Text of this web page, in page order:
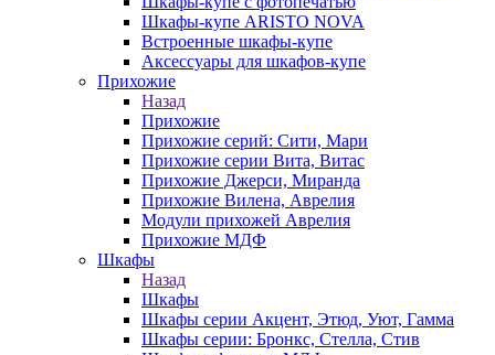
Шкафы-купе ARISTO NOVA
Встроенные шкафы-купе
Аксессуары для шкафов-купе
Прихожие
Назад
Прихожие
Прихожие серий: Сити, Мари
Прихожие серии Вита, Витас
Прихожие Джерси, Миранда
Прихожие Вилена, Аврелия
Модули прихожей Аврелия
Прихожие МДФ
Шкафы
Назад
Шкафы
Шкафы серии Акцент, Этюд, Уют, Гамма
Шкафы серии: Бронкс, Стелла, Стив